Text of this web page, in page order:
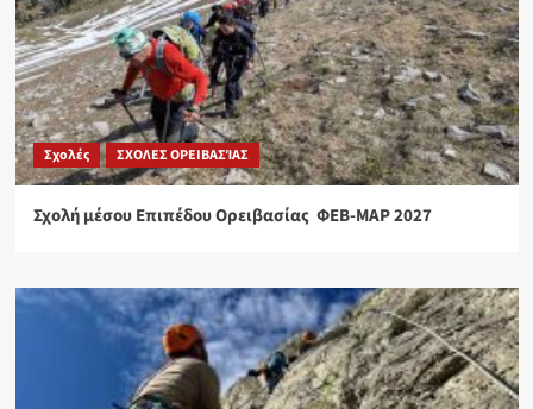
Σχολές ΣΧΟΛΕΣ ΟΡΕΙΒΑΣΊΑΣ
Σχολή μέσου Επιπέδου Ορειβασίας ΦΕΒ-ΜΑΡ 2027